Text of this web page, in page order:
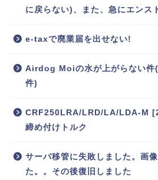
に戻らない)、また、急にエンス
e-taxで廃業届を出せない!
Airdog Moiの水が上がらない件
件)
CRF250LRA/LRD/LA/LDA-M
締め付けトルク
サーバ移管に失敗しました。画
た。。その後復旧しました